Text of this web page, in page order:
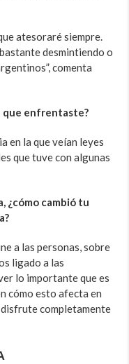
atesoraré siempre.
desmintiendo o
comenta
que enfrentaste?
en la que veían leyes
que tuve con algunas
¿cómo cambió tu
a las personas, sobre
ligado a las
lo importante que es
cómo esto afecta en
completamente